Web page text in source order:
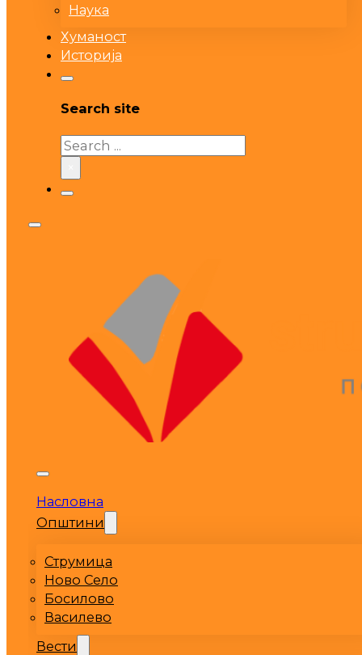
Наука
Хуманост
Историја
Search site
Search
Насловна
Општини
Струмица
Ново Село
Босилово
Василево
Вести